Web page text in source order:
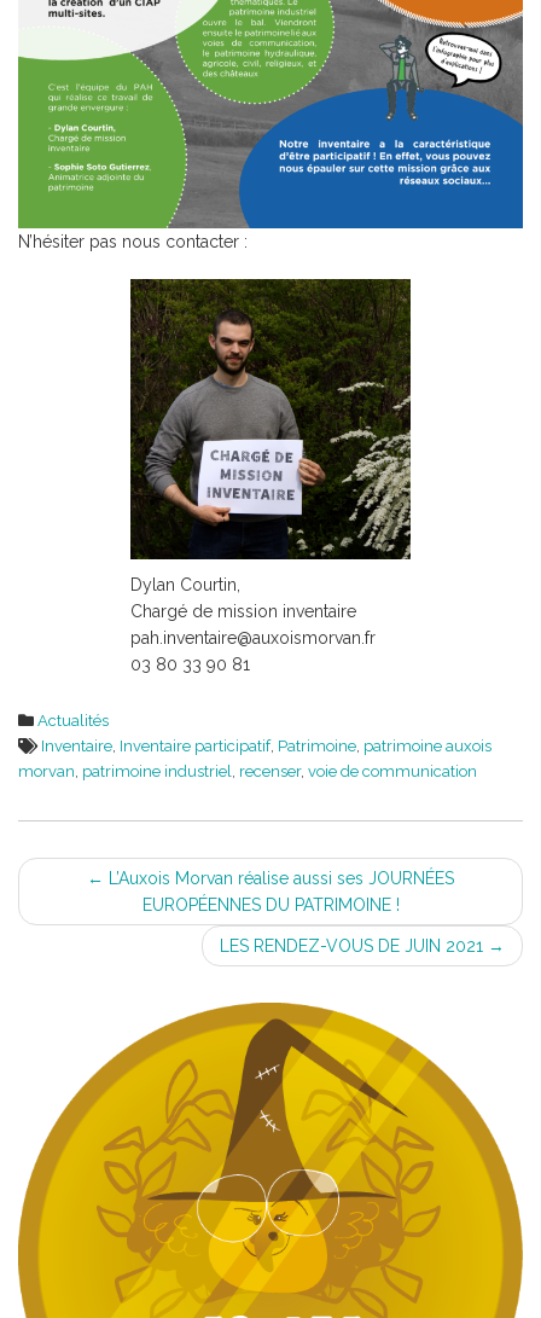
N’hésiter pas nous contacter :
Dylan Courtin,
Chargé de mission inventaire
pah.inventaire@auxoismorvan.fr
03 80 33 90 81
Actualités
Inventaire, Inventaire participatif, Patrimoine, patrimoine auxois
morvan, patrimoine industriel, recenser, voie de communication
Post
navigation
← L’Auxois Morvan réalise aussi ses JOURNÉES
EUROPÉENNES DU PATRIMOINE !
LES RENDEZ-VOUS DE JUIN 2021 →